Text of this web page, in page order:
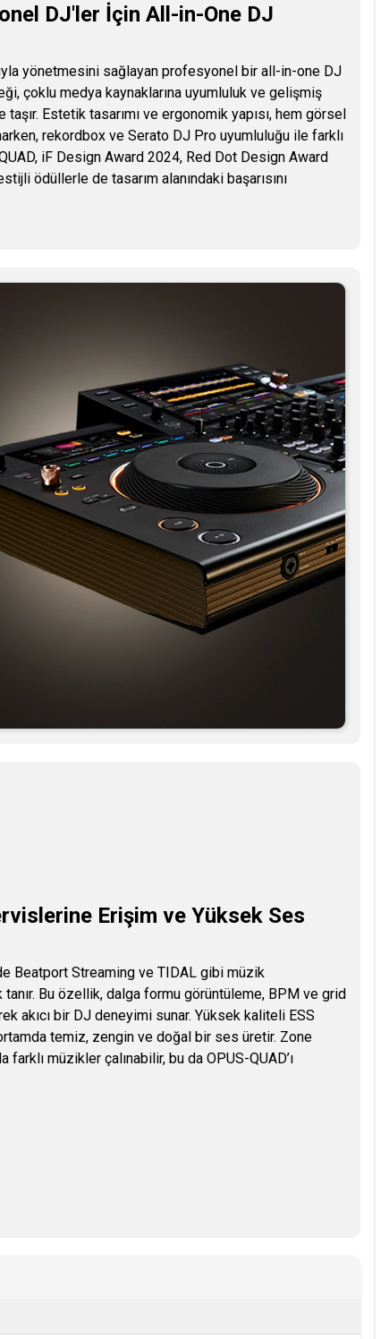
DJ'ler İçin All-in-One DJ
yönetmesini sağlayan profesyonel bir all-in-one DJ
çoklu medya kaynaklarına uyumluluk ve gelişmiş
Estetik tasarımı ve ergonomik yapısı, hem görsel
rekordbox ve Serato DJ Pro uyumluluğu ile farklı
iF Design Award 2024, Red Dot Design Award
ödüllerle de tasarım alanındaki başarısını
Erişim ve Yüksek Ses
Beatport Streaming ve TIDAL gibi müzik
Bu özellik, dalga formu görüntüleme, BPM ve grid
akıcı bir DJ deneyimi sunar. Yüksek kaliteli ESS
temiz, zengin ve doğal bir ses üretir. Zone
müzikler çalınabilir, bu da OPUS-QUAD’ı